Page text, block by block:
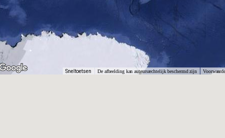
Sneltoetsen De afbeelding kan auteursrechtelijk beschermd zijn